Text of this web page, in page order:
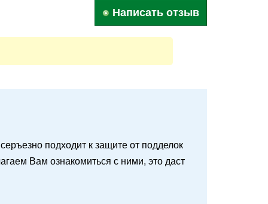
Написать отзыв
подходит к защите от подделок
Вам ознакомиться с ними, это даст